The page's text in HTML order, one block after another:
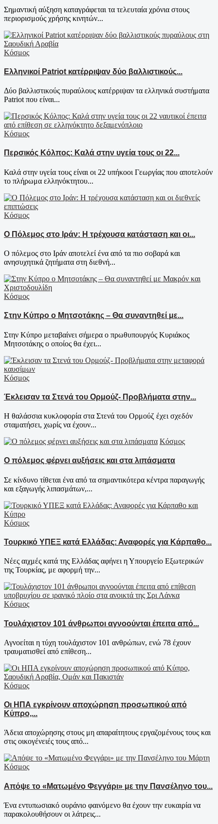
Σημαντική αύξηση καταγράφεται τα τελευταία χρόνια στους
περιορισμούς χρήσης κινητών...
Κόσμος
Ελληνικοί Patriot κατέρριψαν δύο βαλλιστικούς...
Δύο βαλλιστικούς πυραύλους κατέρριψαν τα ελληνικά συστήματα
Patriot που είναι...
Κόσμος
Περσικός Κόλπος: Καλά στην υγεία τους οι 22...
Καλά στην υγεία τους είναι οι 22 υπήκοοι Γεωργίας που αποτελούν
το πλήρωμα ελληνόκτητου...
Κόσμος
Ο Πόλεμος στο Ιράν: Η τρέχουσα κατάσταση και οι...
Ο πόλεμος στο Ιράν αποτελεί ένα από τα πιο σοβαρά και
ανησυχητικά ζητήματα στη διεθνή...
Κόσμος
Στην Κύπρο ο Μητσοτάκης – Θα συναντηθεί με...
Στην Κύπρο μεταβαίνει σήμερα ο πρωθυπουργός Κυριάκος
Μητσοτάκης ο οποίος θα έχει...
Κόσμος
Έκλεισαν τα Στενά του Ορμούζ- Προβλήματα στην...
Η θαλάσσια κυκλοφορία στα Στενά του Ορμούζ έχει σχεδόν
σταματήσει, χωρίς να έχουν...
Κόσμος
Ο πόλεμος φέρνει αυξήσεις και στα λιπάσματα
Σε κίνδυνο τίθεται ένα από τα σημαντικότερα κέντρα παραγωγής
και εξαγωγής λιπασμάτων,...
Κόσμος
Τουρκικό ΥΠΕΞ κατά Ελλάδας: Αναφορές για Κάρπαθο...
Νέες αιχμές κατά της Ελλάδας αφήνει η Υπουργείο Εξωτερικών
της Τουρκίας, με αφορμή την...
Κόσμος
Τουλάχιστον 101 άνθρωποι αγνοούνται έπειτα από...
Αγνοείται η τύχη τουλάχιστον 101 ανθρώπων, ενώ 78 έχουν
τραυματισθεί από επίθεση...
Κόσμος
Οι ΗΠΑ εγκρίνουν αποχώρηση προσωπικού από
Κύπρο,...
Άδεια αποχώρησης στους μη απαραίτητους εργαζομένους τους και
στις οικογένειές τους από...
Κόσμος
Απόψε το «Ματωμένο Φεγγάρι» με την Πανσέληνο του...
Ένα εντυπωσιακό ουράνιο φαινόμενο θα έχουν την ευκαιρία να
παρακολουθήσουν οι λάτρεις...